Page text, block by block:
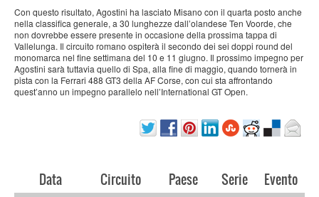
Con questo risultato, Agostini ha lasciato Misano con il quarta posto anche
nella classifica generale, a 30 lunghezze dall’olandese Ten Voorde, che
non dovrebbe essere presente in occasione della prossima tappa di
Vallelunga. Il circuito romano ospiterà il secondo dei sei doppi round del
monomarca nel fine settimana del 10 e 11 giugno. Il prossimo impegno per
Agostini sarà tuttavia quello di Spa, alla fine di maggio, quando tornerà in
pista con la Ferrari 488 GT3 della AF Corse, con cui sta affrontando
quest’anno un impegno parallelo nell’International GT Open.
Data Circuito Paese Serie Evento